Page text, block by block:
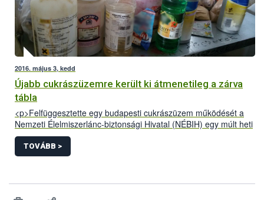
2016. május 3, kedd
Újabb cukrászüzemre került ki átmenetileg a zárva
tábla
<p>Felfüggesztette egy budapesti cukrászüzem működését a
Nemzeti Élelmiszerlánc-biztonsági Hivatal (NÉBIH) egy múlt heti
ellenőrzés során. Az üzemben jelöletlen alapanyagok,
ismeretlen gyártási idejű félkész- és késztermékek, valamint
súlyos higiéniai problémák voltak. Az eljárás során több mint
TOVÁBB >